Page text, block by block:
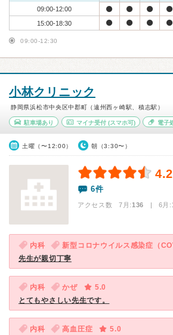
09:00-12:00
15:00-18:30
09:00-12:30
小林クリニック
静岡県浜松市中央区中郡町（遠州西ヶ崎駅、積志駅）
駐車場あり マイナ受付(スマホ可) 電子
土曜（〜12:00） 朝（3:30〜）
6件
アクセス数 7月:136 | 6月:
内科 新型コロナウイルス感染症（
先生が親切丁寧
内科 かぜ
5.0
とてもやさしい先生です。
内科 高血圧症
5.0